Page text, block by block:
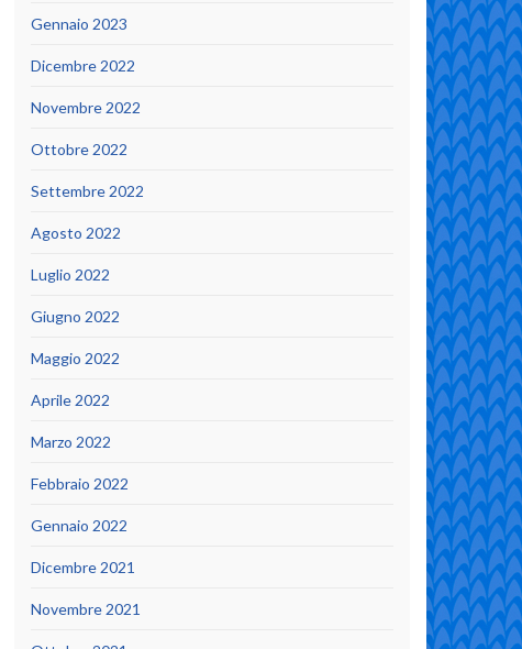
Gennaio 2023
Dicembre 2022
Novembre 2022
Ottobre 2022
Settembre 2022
Agosto 2022
Luglio 2022
Giugno 2022
Maggio 2022
Aprile 2022
Marzo 2022
Febbraio 2022
Gennaio 2022
Dicembre 2021
Novembre 2021